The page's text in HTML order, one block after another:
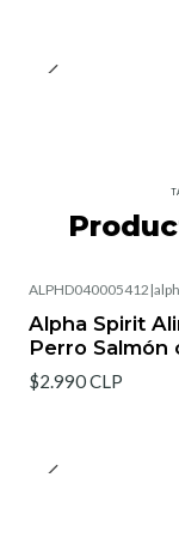
ALPHD040005412 |
Alpha Spirit
Perro Salmón
$2.990 CLP